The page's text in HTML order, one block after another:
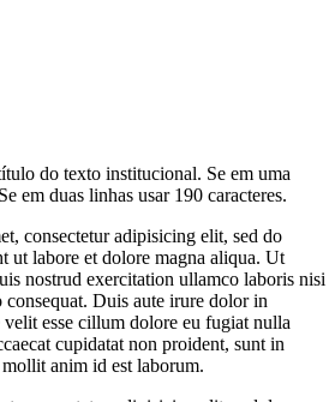
do texto institucional. Se em uma
em duas linhas usar 190 caracteres.
consectetur adipisicing elit, sed do
ut labore et dolore magna aliqua. Ut
nostrud exercitation ullamco laboris nisi
Duis aute irure dolor in
esse cillum dolore eu fugiat nulla
cupidatat non proident, sunt in
anim id est laborum.